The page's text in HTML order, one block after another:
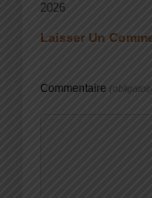
2026
Laisser Un
Commentaire